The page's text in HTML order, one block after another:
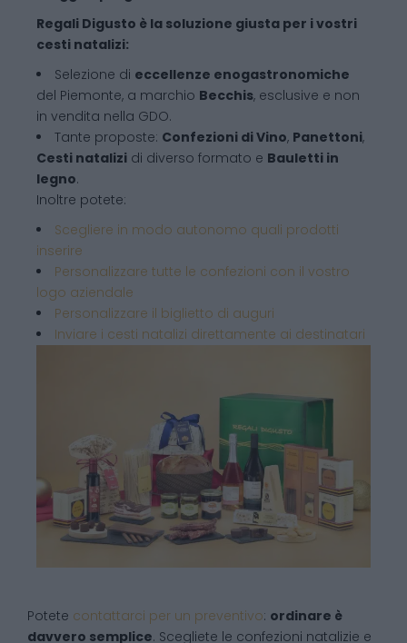
Regali Digusto è la soluzione giusta per i vostri
cesti natalizi:
Selezione di eccellenze enogastronomiche
del Piemonte, a marchio Becchis, esclusive e non
in vendita nella GDO.
Tante proposte: Confezioni di Vino, Panettoni,
Cesti natalizi di diverso formato e Bauletti in
legno.
Inoltre potete:
Scegliere in modo autonomo quali prodotti
inserire
Personalizzare tutte le confezioni con il vostro
logo aziendale
Personalizzare il biglietto di auguri
Inviare i cesti natalizi direttamente ai destinatari
Potete contattarci per un preventivo: ordinare è
davvero semplice. Scegliete le confezioni natalizie e